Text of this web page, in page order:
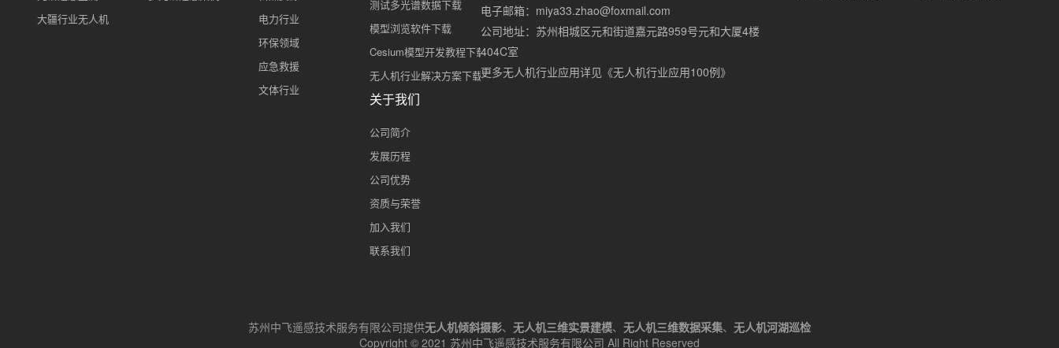
大疆行业无人机
电力行业
环保领域
应急救援
文体行业
测试多光谱数据下载
模型浏览软件下载
Cesium模型开发教程下载
无人机行业解决方案下载
关于我们
公司简介
发展历程
公司优势
资质与荣誉
加入我们
联系我们
电子邮箱：miya33.zhao@foxmail.com
公司地址：苏州相城区元和街道嘉元路959号元和大厦4楼
404C室
更多无人机行业应用详见《无人机行业应用100例》
苏州中飞遥感技术服务有限公司提供无人机倾斜摄影、 无人机三维实景建模、 无人机三维数据采集、 无人机河湖巡检
Copyright © 2021 苏州中飞遥感技术服务有限公司 All Right Reserved